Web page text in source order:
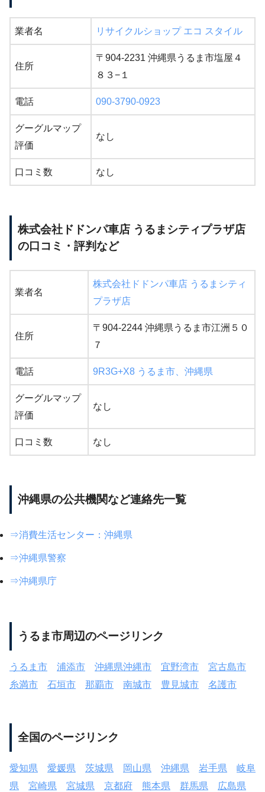
業者名 リサイクルショップ エコ スタイル
住所
〒904-2231 沖縄県うるま市塩屋４
８３−１
電話 090-3790-0923
グーグルマップ
評価
なし
口コミ数 なし
株式会社ドドンパ車店 うるまシティプラザ店
の口コミ・評判など
業者名
株式会社ドドンパ車店 うるまシティ
プラザ店
住所
〒904-2244 沖縄県うるま市江洲５０
７
電話 9R3G+X8 うるま市、沖縄県
グーグルマップ
評価
なし
口コミ数 なし
沖縄県の公共機関など連絡先一覧
⇒消費生活センター：沖縄県
⇒沖縄県警察
⇒沖縄県庁
うるま市周辺のページリンク
うるま市 浦添市 沖縄県沖縄市 宜野湾市
宮古島市
糸満市
石垣市 那覇市 南城市 豊見城市 名護市
全国のページリンク
愛知県 愛媛県 茨城県 岡山県 沖縄県 岩手県
岐阜
県
宮崎県 宮城県 京都府 熊本県 群馬県
広島県